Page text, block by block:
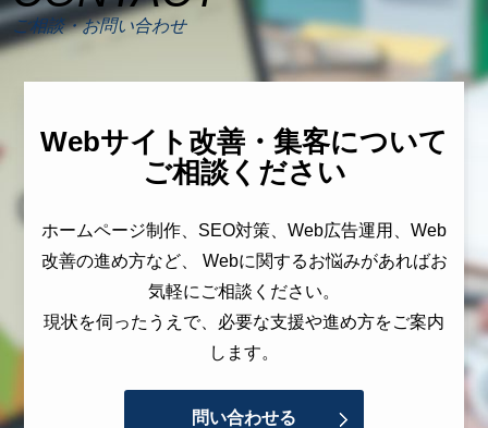
ご相談・お問い合わせ
Webサイト改善・集客について
ご相談ください
ホームページ制作、SEO対策、Web広告運用、Web
改善の進め方など、 Webに関するお悩みがあればお
気軽にご相談ください。
現状を伺ったうえで、必要な支援や進め方をご案内
します。
問い合わせる